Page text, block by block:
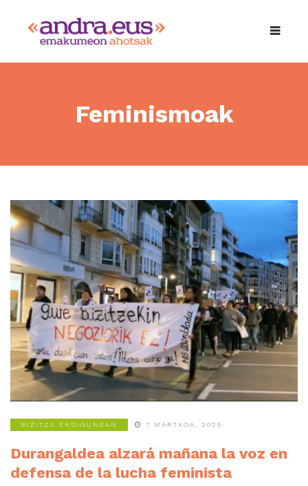
Feminismoak
BIZITZA ERDIGUNEAN 7 MARTXOA, 2025
Durangaldea alzará mañana la voz en
defensa de la lucha feminista